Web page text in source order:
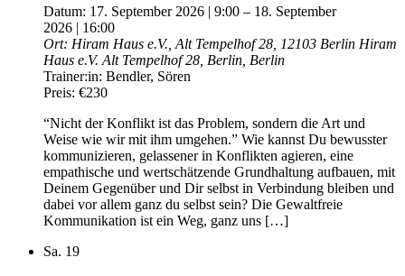
Datum: 17. September 2026 | 9:00 – 18. September
2026 | 16:00
Ort: Hiram Haus e.V., Alt Tempelhof 28, 12103 Berlin Hiram
Haus e.V. Alt Tempelhof 28, Berlin, Berlin
Trainer:in: Bendler, Sören
Preis: €230
“Nicht der Konflikt ist das Problem, sondern die Art und
Weise wie wir mit ihm umgehen.” Wie kannst Du bewusster
kommunizieren, gelassener in Konflikten agieren, eine
empathische und wertschätzende Grundhaltung aufbauen, mit
Deinem Gegenüber und Dir selbst in Verbindung bleiben und
dabei vor allem ganz du selbst sein? Die Gewaltfreie
Kommunikation ist ein Weg, ganz uns […]
Sa. 19